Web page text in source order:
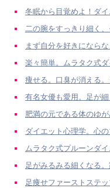
冬眠から目覚めよ！ダ
二の腕をすっきり細く
まず自分を好きになら
楽々簡単。ムラタク式
痩せる。口臭が消える
有名女優も愛用。足が
肥満の元である体のゆ
ダイエット心理学。心
ムラタク式プルーンダ
足がみるみる細くなる
足痩せファーストステ